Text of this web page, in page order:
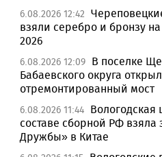
6.08.2026 12:42
взяли серебро и бронзу
2026
6.08.2026 12:09 В поселке
Бабаевского округа
отремонтированный мост
6.08.2026 11:44 Вологодская
составе сборной РФ взяла
Дружбы» в Китае